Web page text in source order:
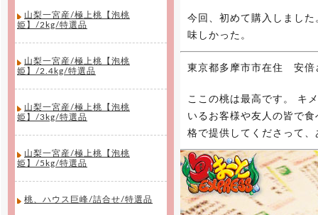
今回、初めて購入しまし
味しかった。
東京都多摩市市在住 安倍
ここの桃は最高です。 キ
いるお客様や友人の皆で
格で提供してくださって
2015年10月31日 ラ・フランス専
門通販をオープンしました。高級
山梨一宮産/極上桃【泡桃
姫】/2kg/特選品
山梨一宮産/極上桃【泡桃
姫】/2.4kg/特選品
山梨一宮産/極上桃【泡桃
姫】/3kg/特選品
山梨一宮産/極上桃【泡桃
姫】/5kg/特選品
桃、ハウス巨峰/詰合せ/特選品